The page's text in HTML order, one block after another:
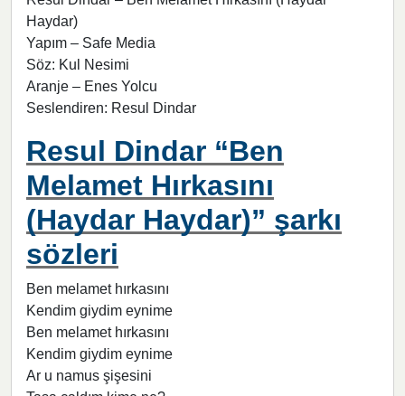
Haydar)
Yapım – Safe Media
Söz: Kul Nesimi
Aranje – Enes Yolcu
Seslendiren: Resul Dindar
Resul Dindar “Ben
Melamet Hırkasını
(Haydar Haydar)” şarkı
sözleri
Ben melamet hırkasını
Kendim giydim eynime
Ben melamet hırkasını
Kendim giydim eynime
Ar u namus şişesini